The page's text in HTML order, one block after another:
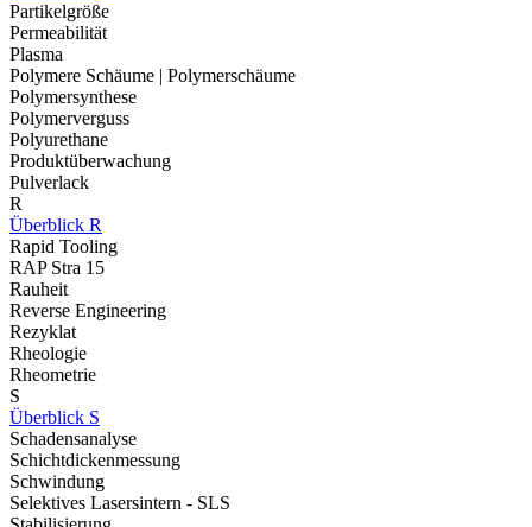
Partikelgröße
Permeabilität
Plasma
Polymere Schäume | Polymerschäume
Polymersynthese
Polymerverguss
Polyurethane
Produktüberwachung
Pulverlack
R
Überblick R
Rapid Tooling
RAP Stra 15
Rauheit
Reverse Engineering
Rezyklat
Rheologie
Rheometrie
S
Überblick S
Schadensanalyse
Schichtdickenmessung
Schwindung
Selektives Lasersintern - SLS